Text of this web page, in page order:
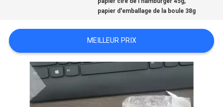
NOUS
CONTACTER
NOUVELLES
papier d'emballage de la boule 38g
MEILLEUR PRIX